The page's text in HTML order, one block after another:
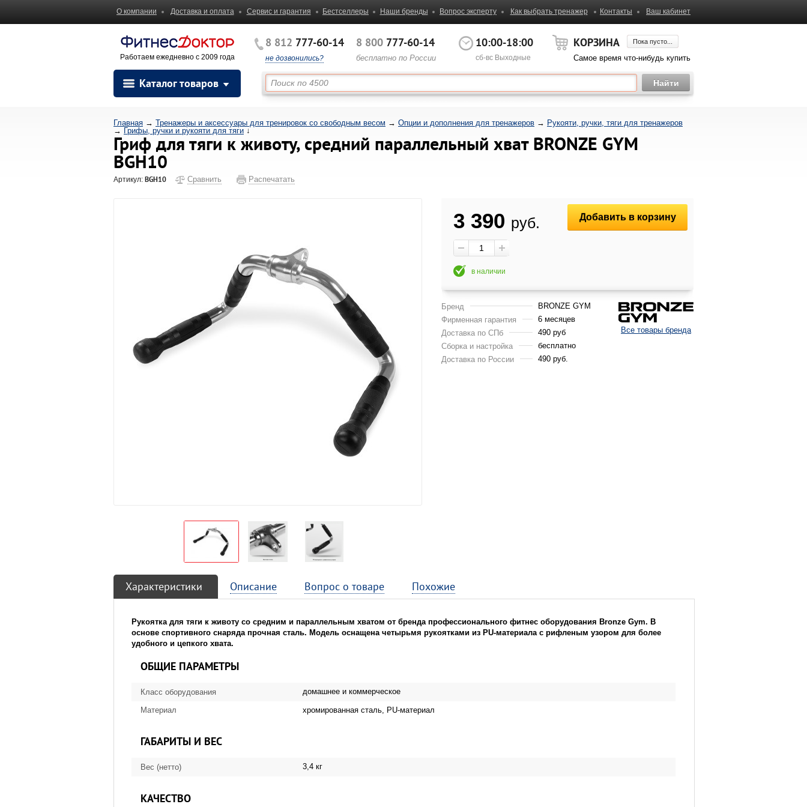
О компании Доставка и оплата Сервис и гарантия Бестселлеры Наши бренды Вопрос эксперту Как выбрать тренажер Контакты Ваш кабинет
Работаем ежедневно с 2009 года
8 812 777-60-14
не дозвонились?
8 800 777-60-14
бесплатно по России
10:00-18:00
сб-вс Выходные
КОРЗИНА Пока пусто...
Самое время что-нибудь купить
Каталог товаров
Главная → Тренажеры и аксессуары для тренировок со свободным весом → Опции и дополнения для тренажеров → Рукояти, ручки, тяги для тренажеров
→ Грифы, ручки и рукояти для тяги ↓
Гриф для тяги к животу, средний параллельный хват BRONZE GYM
BGH10
Артикул: BGH10 Сравнить Распечатать
3 390 руб.
в наличии
Добавить в корзину
Бренд
BRONZE GYM
Фирменная гарантия
6 месяцев
Доставка по СПб
490 руб
Сборка и настройка
бесплатно
Доставка по России
490 руб.
Все товары бренда
Характеристики Описание Вопрос о товаре Похожие
Рукоятка для тяги к животу со средним и параллельным хватом от бренда профессионального фитнес оборудования Bronze Gym. В
основе спортивного снаряда прочная сталь. Модель оснащена четырьмя рукоятками из PU-материала с рифленым узором для более
удобного и цепкого хвата.
ОБЩИЕ ПАРАМЕТРЫ
Класс оборудования домашнее и коммерческое
Материал хромированная сталь, PU-материал
ГАБАРИТЫ И ВЕС
Вес (нетто) 3,4 кг
КАЧЕСТВО